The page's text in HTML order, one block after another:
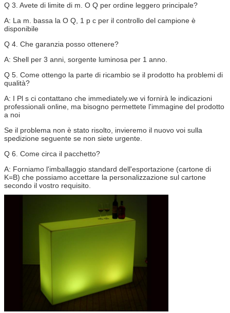
Q 3. Avete di limite di m. O Q per ordine leggero principale?
A: La m. bassa la O Q, 1 p c per il controllo del campione è
disponibile
Q 4. Che garanzia posso ottenere?
A: Shell per 3 anni, sorgente luminosa per 1 anno.
Q 5. Come ottengo la parte di ricambio se il prodotto ha problemi di
qualità?
A: I Pl s ci contattano che immediately.we vi fornirà le indicazioni
professionali online, ma bisogno permettete l'immagine del prodotto
a noi
Se il problema non è stato risolto, invieremo il nuovo voi sulla
spedizione seguente se non siete urgente.
Q 6. Come circa il pacchetto?
A: Forniamo l'imballaggio standard dell'esportazione (cartone di
K=B) che possiamo accettare la personalizzazione sul cartone
secondo il vostro requisito.